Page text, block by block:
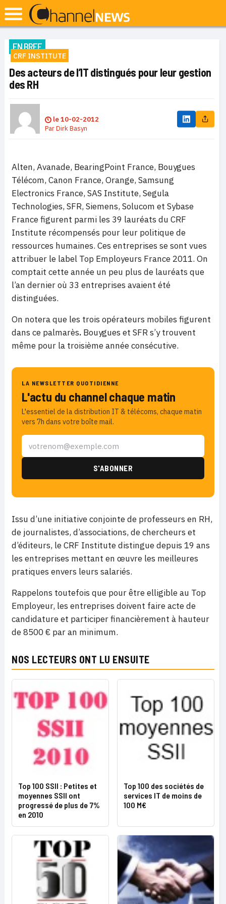
EN BREF
CRF INSTITUTE
Des acteurs de l’IT distingués pour leur gestion
des RH
le10-02-2012
ParDirk Basyn
Alten, Avanade, BearingPoint France, Bouygues
Télécom, Canon France, Orange, Samsung
Electronics France, SAS Institute, Segula
Technologies, SFR, Siemens, Solucom et Sybase
France figurent parmi les 39 lauréats du CRF
Institute récompensés pour leur politique de
ressources humaines. Ces entreprises se sont vues
attribuer le label Top Employeurs France 2011. On
comptait cette année un peu plus de lauréats que
l’an dernier où 33 entreprises avaient été
distinguées.
On notera que les trois opérateurs mobiles figurent
dans ce palmarès. Bouygues et SFR s’y trouvent
même pour la troisième année consécutive.
LA NEWSLETTER QUOTIDIENNE
L'actu du channel chaque matin
L'essentiel de la distribution IT & télécoms, chaque matin
vers 7h dans votre boîte mail.
Issu d’une initiative conjointe de professeurs en RH,
de journalistes, d’associations, de chercheurs et
d’éditeurs, le CRF Institute distingue depuis 19 ans
les entreprises mettant en œuvre les meilleures
pratiques envers leurs salariés.
Rappelons toutefois que pour être elligible au Top
Employeur, les entreprises doivent faire acte de
candidature et participer financièrement à hauteur
de 8500 € par an minimum.
NOS LECTEURS ONT LU ENSUITE
Top 100 SSII : Petites et
moyennes SSII ont
progressé de plus de 7%
en 2010
Top 100 des sociétés de
services IT de moins de
100 M€